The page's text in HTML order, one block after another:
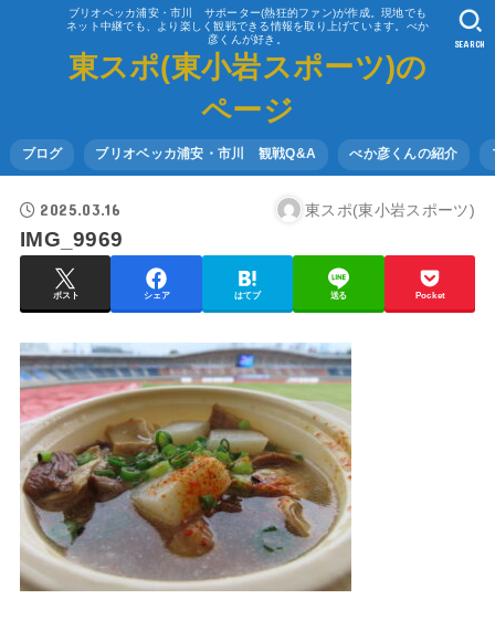
ブリオベッカ浦安・市川 サポーター(熱狂的ファン)が作成。現地でも
ネット中継でも、より楽しく観戦できる情報を取り上げています。べか
彦くんが好き。
東スポ(東小岩スポーツ)の
ページ
ブログ ブリオベッカ浦安・市川 観戦Q&A べか彦くんの紹介
SEARCH
2025.03.16 東スポ(東小岩スポーツ)
IMG_9969
ポスト シェア はてブ 送る Pocket